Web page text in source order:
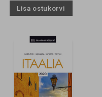
Lisa ostukorvi